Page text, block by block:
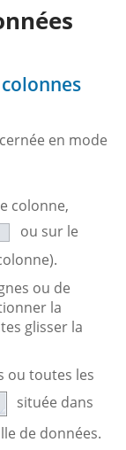
en mode
colonne,
ou sur le
ou de
la
glisser la
ou toutes les
située dans
de données.